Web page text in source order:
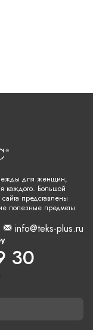
для женщин,
каждого. Большой
представлены
полезные предметы
info@teks-plus.ru
30